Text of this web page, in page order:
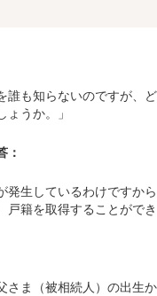
誰も知らないのですが、
ょうか。」
：
発生しているわけですか
戸籍を取得することができ
さま（被相続人）の出生